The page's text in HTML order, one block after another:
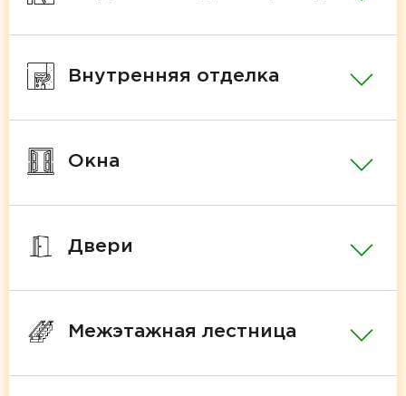
Внутренняя отделка
Окна
Двери
Межэтажная лестница